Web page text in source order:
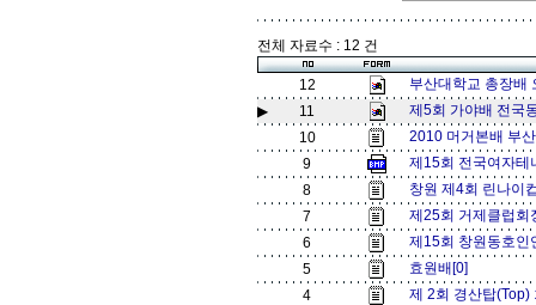
전체 자료수 : 12 건
12
부산대학교 총장
▶
11
제5회 가야배 전국
10
2010 머거본배 부
9
제15회 전국여자
8
창원 제4회 린나이
7
제25회 거제클럽
6
제15회 창원동호
5
효원배[0]
4
제 2회 경산탑